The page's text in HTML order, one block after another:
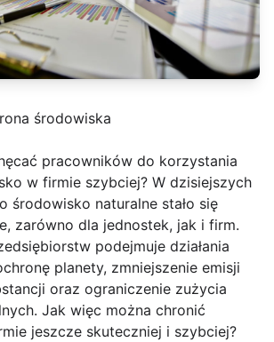
środowiska
pracowników do korzystania
w firmie szybciej? W dzisiejszych
środowisko naturalne stało się
zarówno dla jednostek, jak i firm.
podejmuje działania
planety, zmniejszenie emisji
oraz ograniczenie zużycia
Jak więc można chronić
jeszcze skuteczniej i szybciej?